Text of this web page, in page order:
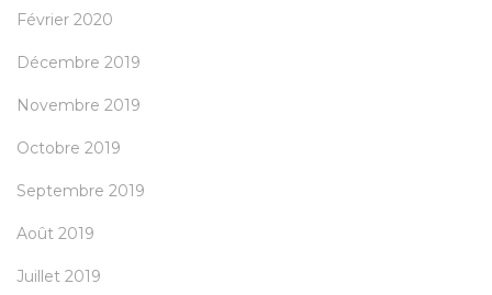
Février 2020
Décembre 2019
Novembre 2019
Octobre 2019
Septembre 2019
Août 2019
Juillet 2019